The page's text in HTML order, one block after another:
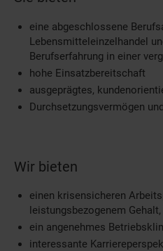
eine abgeschlossene
Lebensmitteleinzelhandel
Berufserfahrung in einer
hohe Einsatzbereitschaft
ausgeprägtes,
Durchsetzungsvermögen
Wir bieten
einen krisensicheren
leistungsbezogenem
ein angenehmes
interessante